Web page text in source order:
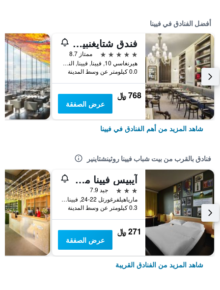
أفضل الفنادق في فيينا
فندق شتايغنبيرغر هيرنهوف
5 نجوم
ممتاز 8.7
هيرنغاسي 10, فيينا, فيينا, النمسا
0.0 كيلومتر عن وسط المدينة
768 ﷼
عرض الصفقة
شاهد المزيد من أهم الفنادق في فيينا
فنادق بالقرب من بيت شباب فيينا روثينشتاينير
آيبيس فيينا مارياهيلف
3 نجوم
جيد 7.9
مارياهيلفرغورتل 22-24, فيينا, فيينا, النمسا
0.3 كيلومتر عن وسط المدينة
271 ﷼
عرض الصفقة
شاهد المزيد من الفنادق القريبة